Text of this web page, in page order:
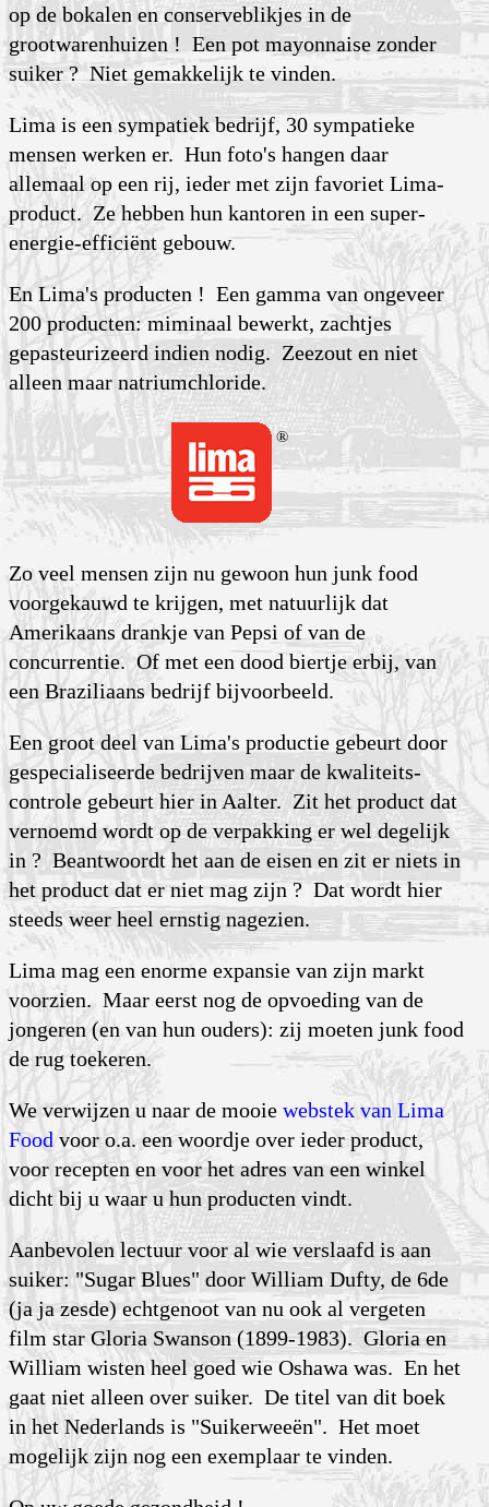
op de bokalen en conserveblikjes in de
grootwarenhuizen ! Een pot mayonnaise zonder
suiker ? Niet gemakkelijk te vinden.
Lima is een sympatiek bedrijf, 30 sympatieke
mensen werken er. Hun foto's hangen daar
allemaal op een rij, ieder met zijn favoriet Lima-
product. Ze hebben hun kantoren in een super-
energie-efficiënt gebouw.
En Lima's producten ! Een gamma van ongeveer
200 producten: miminaal bewerkt, zachtjes
gepasteurizeerd indien nodig. Zeezout en niet
alleen maar natriumchloride.
®
Zo veel mensen zijn nu gewoon hun junk food
voorgekauwd te krijgen, met natuurlijk dat
Amerikaans drankje van Pepsi of van de
concurrentie. Of met een dood biertje erbij, van
een Braziliaans bedrijf bijvoorbeeld.
Een groot deel van Lima's productie gebeurt door
gespecia­liseerde bedrijven maar de kwaliteits­
controle gebeurt hier in Aalter. Zit het product dat
vernoemd wordt op de verpakking er wel degelijk
in ? Beantwoordt het aan de eisen en zit er niets in
het product dat er niet mag zijn ? Dat wordt hier
steeds weer heel ernstig nagezien.
Lima mag een enorme expansie van zijn markt
voorzien. Maar eerst nog de opvoeding van de
jongeren (en van hun ouders): zij moeten junk food
de rug toekeren.
We verwijzen u naar de mooie webstek van Lima
Food voor o.a. een woordje over ieder product,
voor recepten en voor het adres van een winkel
dicht bij u waar u hun producten vindt.
Aanbevolen lectuur voor al wie verslaafd is aan
suiker: "Sugar Blues" door William Dufty, de 6de
(ja ja zesde) echtgenoot van nu ook al vergeten
film star Gloria Swanson (1899-1983). Gloria en
William wisten heel goed wie Oshawa was. En het
gaat niet alleen over suiker. De titel van dit boek
in het Nederlands is "Suikerweeën". Het moet
mogelijk zijn nog een exemplaar te vinden.